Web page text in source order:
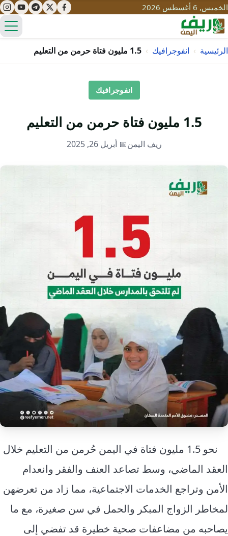
الخميس, 6 أغسطس 2026
مياه
محميات
تحديات
تقارير صور
الرئيسية › انفوجرافيك › 1.5 مليون فتاة حرمن من التعليم
انفوجرافيك
1.5 مليون فتاة حرمن من التعليم
ريف اليمن📅 أبريل 26, 2025
نحو 1.5 مليون فتاة في اليمن حُرمن من التعليم خلال
العقد الماضي، وسط تصاعد العنف والفقر وانعدام
الأمن وتراجع الخدمات الاجتماعية، مما زاد من تعرضهن
لمخاطر الزواج المبكر والحمل في سن صغيرة، مع ما
يصاحبه من مضاعفات صحية خطيرة قد تفضي إلى